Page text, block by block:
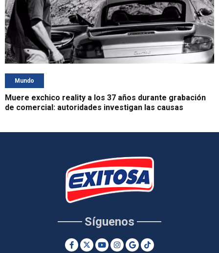
Mundo
Muere exchico reality a los 37 años durante grabación
de comercial: autoridades investigan las causas
Síguenos